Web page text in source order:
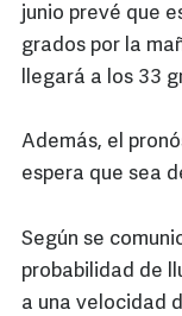
junio prevé que
grados por la
llegará a los 33
Además, el
espera que sea
Según se
probabilidad de
a una velocidad